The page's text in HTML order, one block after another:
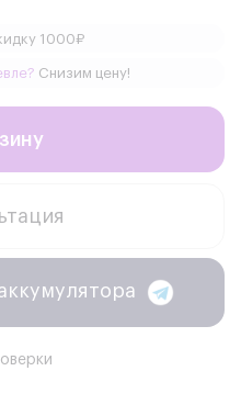
1000₽
Снизим цену!